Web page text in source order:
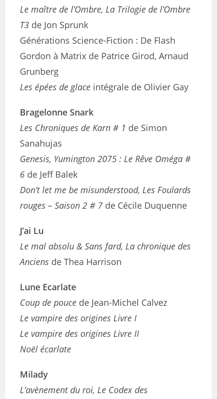
Le maître de l’Ombre, La Trilogie de l’Ombre
T3 de Jon Sprunk
Générations Science-Fiction : De Flash
Gordon à Matrix de Patrice Girod, Arnaud
Grunberg
Les épées de glace intégrale de Olivier Gay
Bragelonne Snark
Les Chroniques de Karn # 1 de Simon
Sanahujas
Genesis, Yumington 2075 : Le Rêve Oméga #
6 de Jeff Balek
Don’t let me be misunderstood, Les Foulards
rouges – Saison 2 # 7 de Cécile Duquenne
J’ai Lu
Le mal absolu & Sans fard, La chronique des
Anciens de Thea Harrison
Lune Ecarlate
Coup de pouce de Jean-Michel Calvez
Le vampire des origines Livre I
Le vampire des origines Livre II
Noël écarlate
Milady
L’avènement du roi, Le Codex des